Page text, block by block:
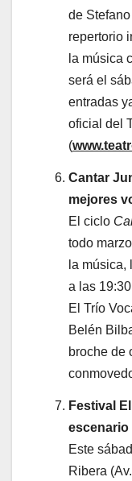
de
repertorio
la música
será el
entradas
oficial del
(
Cantar
mejores
El ciclo
todo
la música,
a las
El Trío
Belén
broche de
Festival
escenario
Este
Ribera